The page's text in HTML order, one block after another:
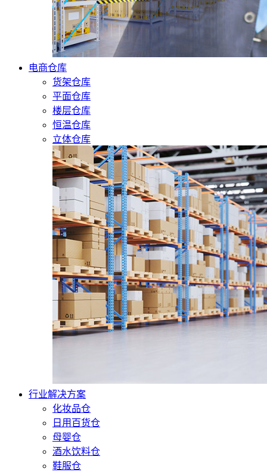
电商仓库
货架仓库
平面仓库
楼层仓库
恒温仓库
立体仓库
行业解决方案
化妆品仓
日用百货仓
母婴仓
酒水饮料仓
鞋服仓